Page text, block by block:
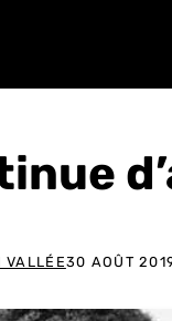
VALLÉE30 AOÛT